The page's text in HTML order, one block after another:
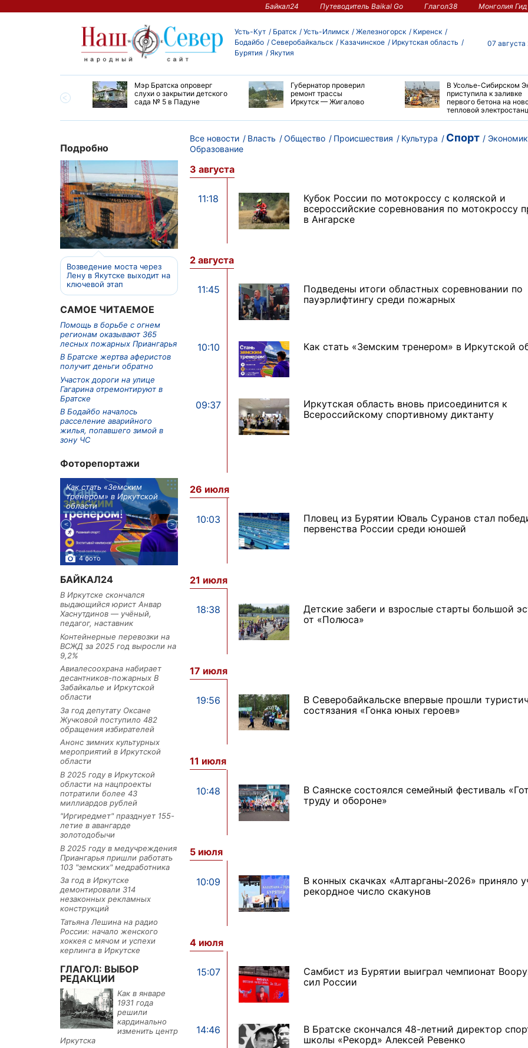
Байкал24 Путеводитель Baikal Go Глагол38 Монголия Гид
Усть-Кут Братск Усть-Илимск Железногорск
Киренск
Бодайбо
Северобайкальск Казачинское
Иркутская область
Бурятия
Якутия
07 августа
Мэр Братска опроверг
слухи о закрытии детского
сада № 5 в Падуне
Губернатор проверил
ремонт трассы
Иркутск — Жигалово
В Усолье-Сибирском
приступила к заливке
первого бетона на
тепловой
Подробно
Возведение моста через
Лену в Якутске выходит на
ключевой этап
САМОЕ ЧИТАЕМОЕ
Помощь в борьбе с огнем
регионам оказывают 365
лесных пожарных Приангарья
В Братске жертва аферистов
получит деньги обратно
Участок дороги на улице
Гагарина отремонтируют в
Братске
В Бодайбо началось
расселение аварийного
жилья, попавшего зимой в
зону ЧС
Фоторепортажи
Как стать «Земским
тренером» в Иркутской
области
4 фото
Три охотника за черемшой
пропали в Киренском
предприятие из Иркутской
области
БАЙКАЛ24
В Иркутске скончался
выдающийся юрист Анвар
Хаснутдинов — учёный,
педагог, наставник
Контейнерные перевозки на
ВСЖД за 2025 год выросли на
9,2%
Авиалесоохрана набирает
десантников-пожарных В
Забайкалье и Иркутской
области
За год депутату Оксане
Жучковой поступило 482
обращения избирателей
Анонс зимних культурных
мероприятий в Иркутской
области
В 2025 году в Иркутской
области на нацпроекты
потратили более 43
миллиардов рублей
"Иргиредмет" празднует 155-
летие в авангарде
золотодобычи
В 2025 году в медучреждения
Приангарья пришли работать
103 "земских" медработника
За год в Иркутске
демонтировали 314
незаконных рекламных
конструкций
Татьяна Лешина на радио
России: начало женского
хоккея с мячом и успехи
керлинга в Иркутске
ГЛАГОЛ: ВЫБОР
РЕДАКЦИИ
Как в январе
1931 года
решили
кардинально
изменить центр
Иркутска
Все новости Власть Общество Происшествия Культура Спорт
Образование
3 августа
11:18
Кубок России по мотокроссу с коляской и
всероссийские соревнования по мотокроссу
в Ангарске
2 августа
11:45
Подведены итоги областных соревновании по
пауэрлифтингу среди пожарных
10:10 Как стать «Земским тренером» в Иркутской
09:37
Иркутская область вновь присоединится к
Всероссийскому спортивному диктанту
26 июля
10:03
Пловец из Бурятии Юваль Суранов стал
первенства России среди юношей
21 июля
18:38
Детские забеги и взрослые старты большой
от «Полюса»
17 июля
19:56
В Северобайкальске впервые прошли
состязания «Гонка юных героев»
11 июля
10:48
В Саянске состоялся семейный фестиваль
труду и обороне»
5 июля
10:09
В конных скачках «Алтарганы-2026» приняло
рекордное число скакунов
4 июля
15:07
Самбист из Бурятии выиграл чемпионат
сил России
14:46
В Братске скончался 48-летний директор
школы «Рекорд» Алексей Ревенко